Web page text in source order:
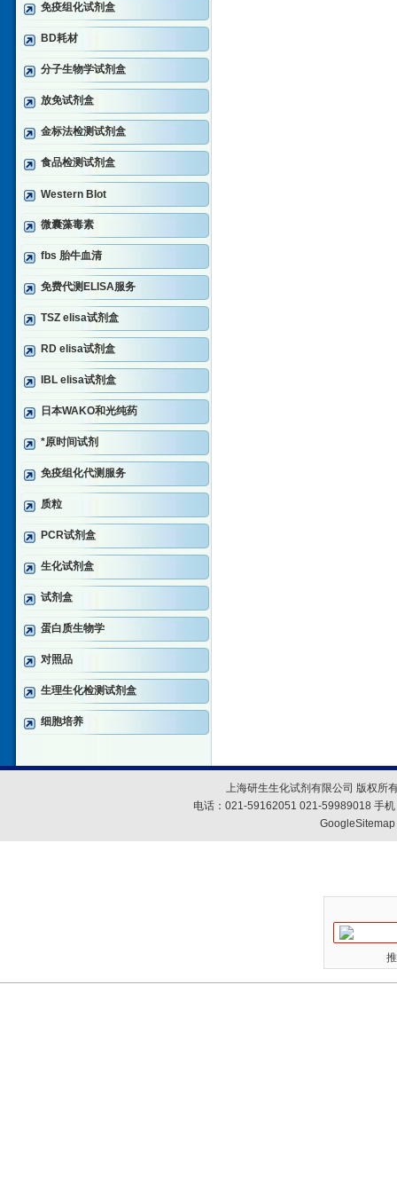
免疫组化试剂盒
BD耗材
分子生物学试剂盒
放免试剂盒
金标法检测试剂盒
食品检测试剂盒
Western Blot
微囊藻毒素
fbs 胎牛血清
免费代测ELISA服务
TSZ elisa试剂盒
RD elisa试剂盒
IBL elisa试剂盒
日本WAKO和光纯药
*原时间试剂
免疫组化代测服务
质粒
PCR试剂盒
生化试剂盒
试剂盒
蛋白质生物学
对照品
生理生化检测试剂盒
细胞培养
上海研生生化试剂有限公司 版权所
电话：021-59162051 021-59989018 手
GoogleSitemap